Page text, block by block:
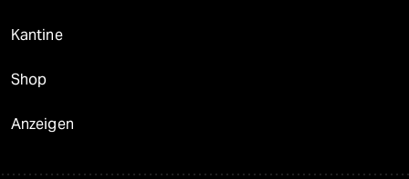
Kantine
Shop
Anzeigen